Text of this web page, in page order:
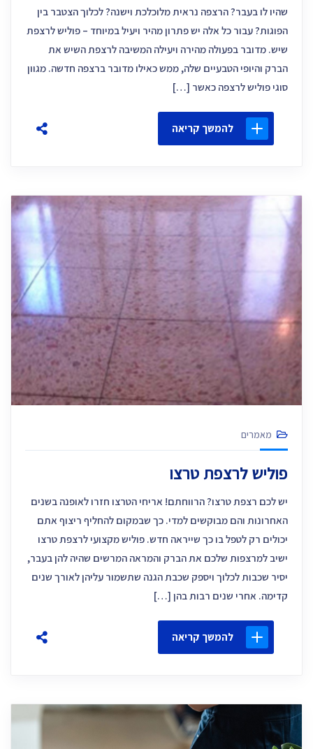
שהיו לו בעבר? הרצפה נראית מלוכלכת וישנה? לכלוך הצטבר בין
הפוגות? עבור כל אלה יש פתרון מהיר ויעיל במיוחד – פוליש לרצפת
שיש. מדובר בפעולה מהירה ויעילה המשיבה לרצפת השיש את
הברק והיופי הטבעיים שלה, ממש כאילו מדובר ברצפה חדשה. מגוון
סוגי פוליש לרצפה כאשר […]
להמשך קריאה
מאמרים
פוליש לרצפת טרצו
יש לכם רצפת טרצו? הרווחתם! אריחי הטרצו חזרו לאופנה בשנים
האחרונות והם מבוקשים למדי. כך שבמקום להחליף ריצוף אתם
יכולים רק לטפל בו כך שייראה חדש. פוליש מקצועי לרצפת טרצו
ישיב למרצפות שלכם את הברק והמראה המרשים שהיה להן בעבר,
יסיר שכבות לכלוך ויספק שכבת הגנה שתשמור עליהן לאורך שנים
קדימה. אחרי שנים רבות בהן […]
להמשך קריאה